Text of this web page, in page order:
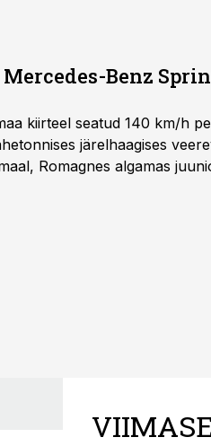
Benz
kiirteel seatud 140 km/h
järelhaagises
Romagnes algamas